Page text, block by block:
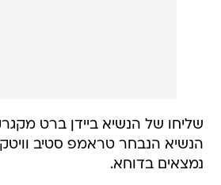
שליחו של הנשיא ביידן ברט
הנשיא הנבחר טראמפ סטיב
נמצאים בדוחא.